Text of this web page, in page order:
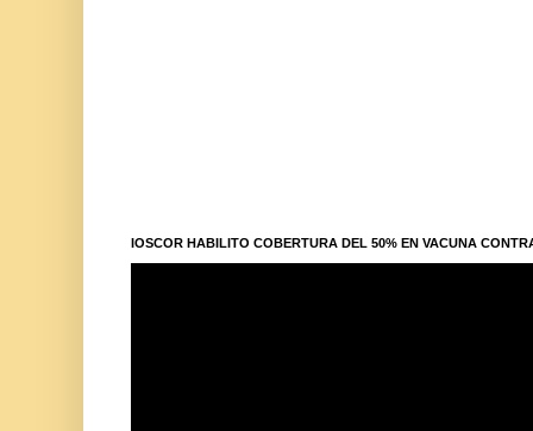
IOSCOR HABILITO COBERTURA DEL 50% EN VACUNA